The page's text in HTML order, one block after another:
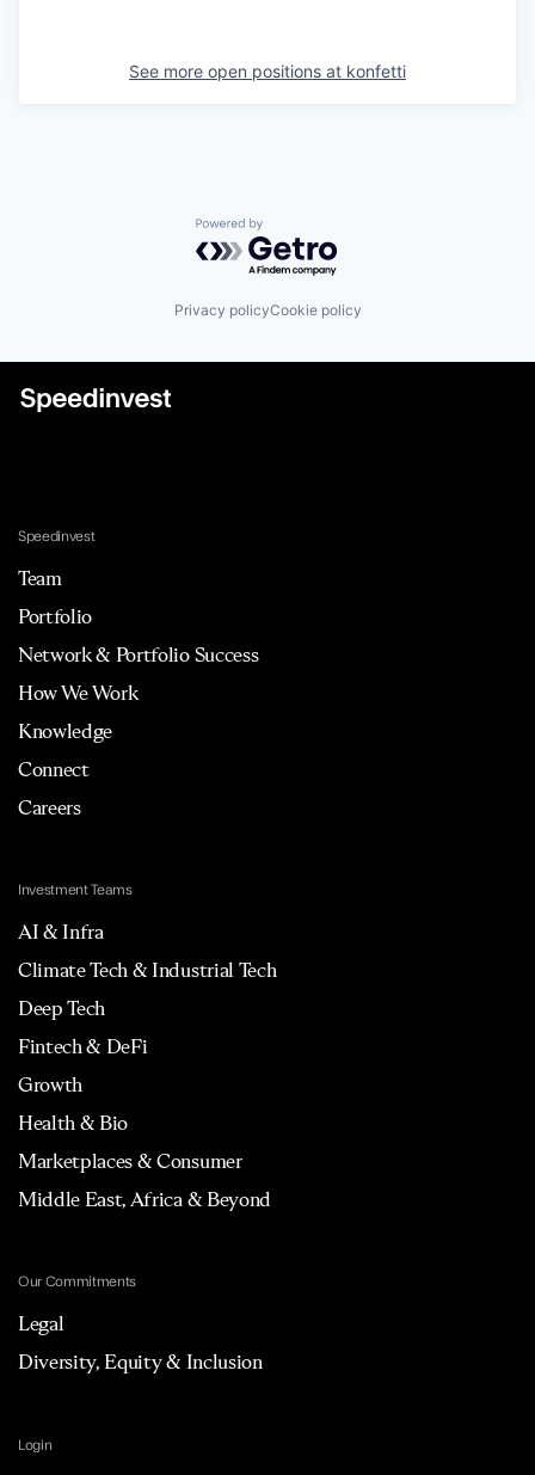
See more open positions at konfetti
Powered by Getro.com
Privacy policyCookie policy
Speedinvest
Team
Portfolio
Network & Portfolio Success
How We Work
Knowledge
Connect
Careers
Investment Teams
AI & Infra
Climate Tech & Industrial Tech
Deep Tech
Fintech & DeFi
Growth
Health & Bio
Marketplaces & Consumer
Middle East, Africa & Beyond
Our Commitments
Legal
Diversity, Equity & Inclusion
Login